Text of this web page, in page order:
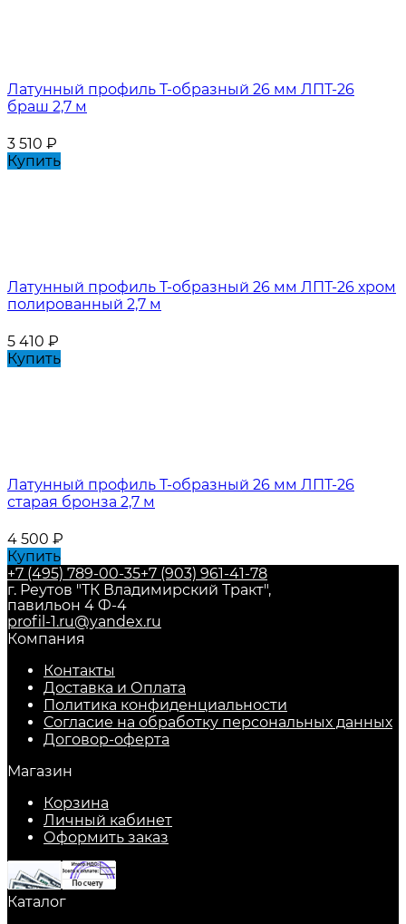
Латунный профиль Т-образный 26 мм ЛПТ-26
браш 2,7 м
3 510 ₽
Купить
Латунный профиль Т-образный 26 мм ЛПТ-26 хром
полированный 2,7 м
5 410 ₽
Купить
Латунный профиль Т-образный 26 мм ЛПТ-26
старая бронза 2,7 м
4 500 ₽
Купить
+7 (495) 789-00-35+7 (903) 961-41-78
г. Реутов "ТК Владимирский Тракт",
павильон 4 Ф-4
profil-1.ru@yandex.ru
Компания
Контакты
Доставка и Оплата
Политика конфиденциальности
Согласие на обработку персональных данных
Договор-оферта
Магазин
Корзина
Личный кабинет
Оформить заказ
Каталог